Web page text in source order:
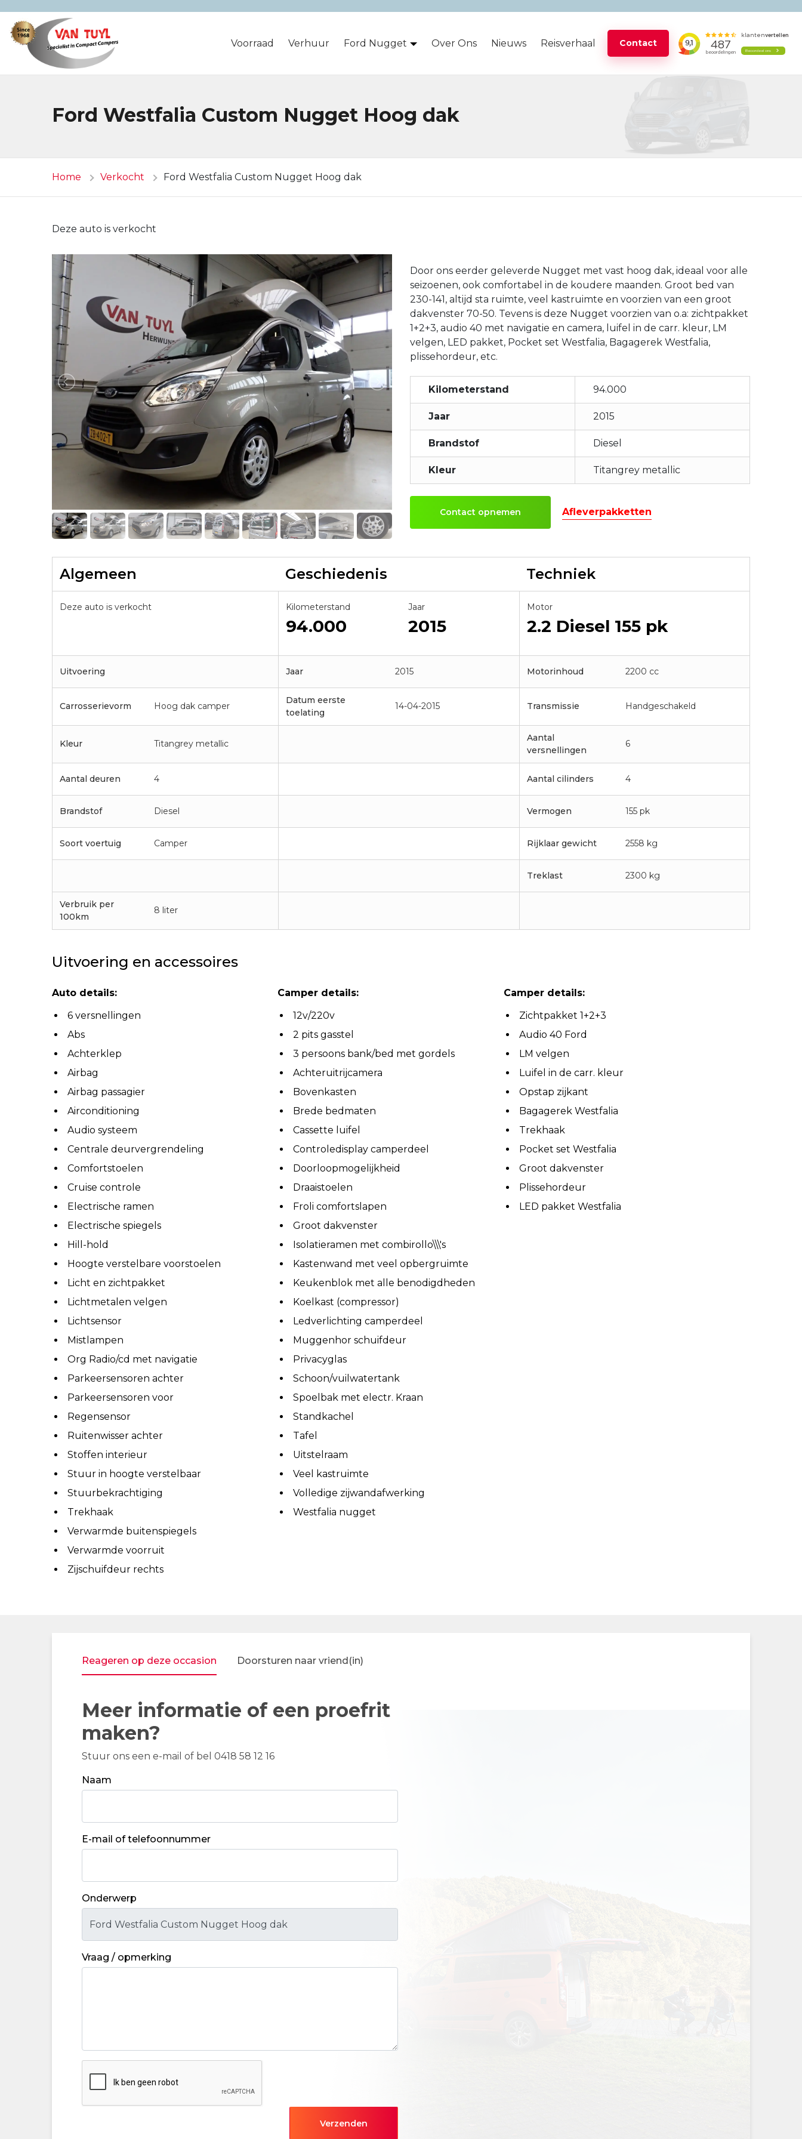
Voorraad Verhuur Ford Nugget Over Ons Nieuws Reisverhaal Contact
Ford Westfalia Custom Nugget Hoog dak
Home Verkocht Ford Westfalia Custom Nugget Hoog dak
Deze auto is verkocht
Door ons eerder geleverde Nugget met vast hoog dak, ideaal voor alle
seizoenen, ook comfortabel in de koudere maanden. Groot bed van
230-141, altijd sta ruimte, veel kastruimte en voorzien van een groot
dakvenster 70-50. Tevens is deze Nugget voorzien van o.a: zichtpakket
1+2+3, audio 40 met navigatie en camera, luifel in de carr. kleur, LM
velgen, LED pakket, Pocket set Westfalia, Bagagerek Westfalia,
plissehordeur, etc.
Kilometerstand 94.000
Jaar 2015
Brandstof Diesel
Kleur Titangrey metallic
Contact opnemen Afleverpakketten
Algemeen Geschiedenis Techniek
Deze auto is verkocht Kilometerstand
94.000
Jaar
2015
Motor
2.2 Diesel 155 pk
Uitvoering Jaar 2015 Motorinhoud 2200 cc
Carrosserievorm Hoog dak camper
Datum eerste
toelating
14-04-2015 Transmissie Handgeschakeld
Kleur Titangrey metallic
Aantal
versnellingen
6
Aantal deuren 4 Aantal cilinders 4
Brandstof Diesel Vermogen 155 pk
Soort voertuig Camper Rijklaar gewicht 2558 kg
Treklast 2300 kg
Verbruik per
100km
8 liter
Uitvoering en accessoires
Auto details:
6 versnellingen
Abs
Achterklep
Airbag
Airbag passagier
Airconditioning
Audio systeem
Centrale deurvergrendeling
Comfortstoelen
Cruise controle
Electrische ramen
Electrische spiegels
Hill-hold
Hoogte verstelbare voorstoelen
Licht en zichtpakket
Lichtmetalen velgen
Lichtsensor
Mistlampen
Org Radio/cd met navigatie
Parkeersensoren achter
Parkeersensoren voor
Regensensor
Ruitenwisser achter
Stoffen interieur
Stuur in hoogte verstelbaar
Stuurbekrachtiging
Trekhaak
Verwarmde buitenspiegels
Verwarmde voorruit
Zijschuifdeur rechts
Camper details:
12v/220v
2 pits gasstel
3 persoons bank/bed met gordels
Achteruitrijcamera
Bovenkasten
Brede bedmaten
Cassette luifel
Controledisplay camperdeel
Doorloopmogelijkheid
Draaistoelen
Froli comfortslapen
Groot dakvenster
Isolatieramen met combirollo\\\'s
Kastenwand met veel opbergruimte
Keukenblok met alle benodigdheden
Koelkast (compressor)
Ledverlichting camperdeel
Muggenhor schuifdeur
Privacyglas
Schoon/vuilwatertank
Spoelbak met electr. Kraan
Standkachel
Tafel
Uitstelraam
Veel kastruimte
Volledige zijwandafwerking
Westfalia nugget
Camper details:
Zichtpakket 1+2+3
Audio 40 Ford
LM velgen
Luifel in de carr. kleur
Opstap zijkant
Bagagerek Westfalia
Trekhaak
Pocket set Westfalia
Groot dakvenster
Plissehordeur
LED pakket Westfalia
Reageren op deze occasion Doorsturen naar vriend(in)
Meer informatie of een proefrit
maken?
Stuur ons een e-mail of bel 0418 58 12 16
Naam
E-mail of telefoonnummer
Onderwerp
Vraag / opmerking